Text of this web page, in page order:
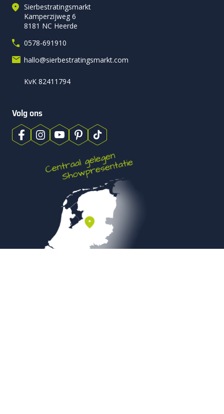
Sierbestratingsmarkt
Kamperzijweg 6
8181 NC Heerde
0578-691910
hallo@sierbestratingsmarkt.com
KvK 82411794
Volg ons